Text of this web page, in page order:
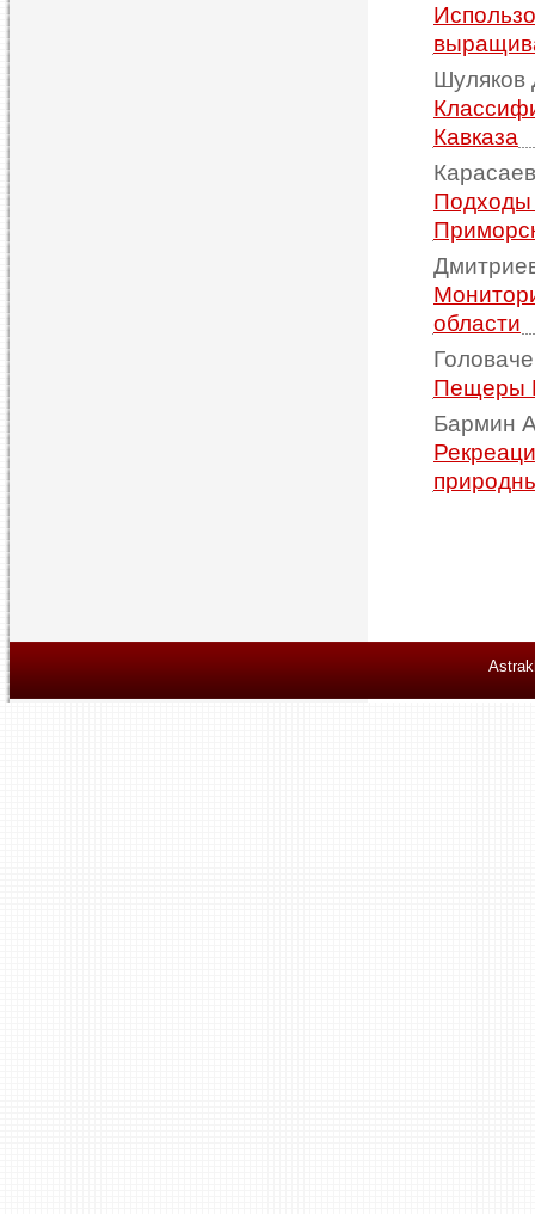
Кавказа
Подходы
области
Пещеры
Бармин